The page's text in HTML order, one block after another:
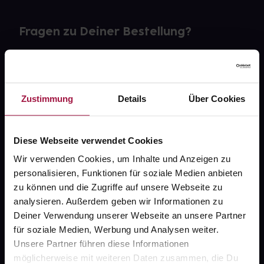
Zustimmung Details Über Cookies
Diese Webseite verwendet Cookies
Wir verwenden Cookies, um Inhalte und Anzeigen zu
personalisieren, Funktionen für soziale Medien anbieten
zu können und die Zugriffe auf unsere Webseite zu
analysieren. Außerdem geben wir Informationen zu
Deiner Verwendung unserer Webseite an unsere Partner
für soziale Medien, Werbung und Analysen weiter.
Unsere Partner führen diese Informationen
möglicherweise mit weiteren Daten zusammen, die Du
Fragen zu Deiner Bestellung?
gesund.de
Über uns
Karriere
Newsletter